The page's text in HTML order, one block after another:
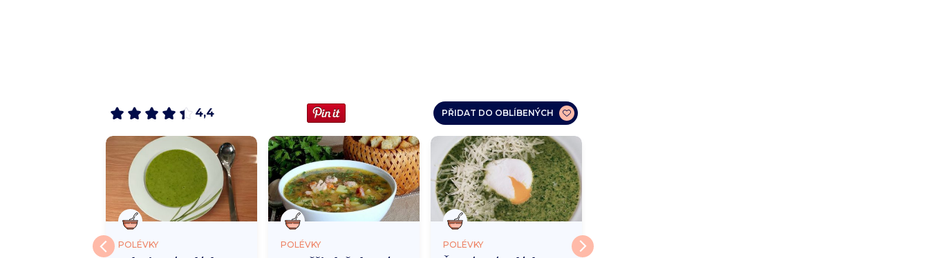
4,4 PŘIDAT DO OBLÍBENÝCH
POLÉVKY POLÉVKY POLÉVKY